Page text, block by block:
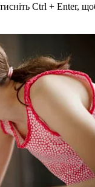
Ctrl + Enter,